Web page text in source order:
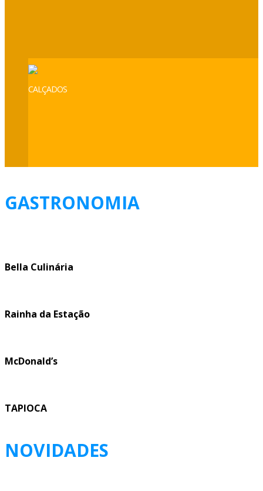
CALÇADOS
GASTRONOMIA
Bella Culinária
Rainha da Estação
McDonald’s
TAPIOCA
NOVIDADES